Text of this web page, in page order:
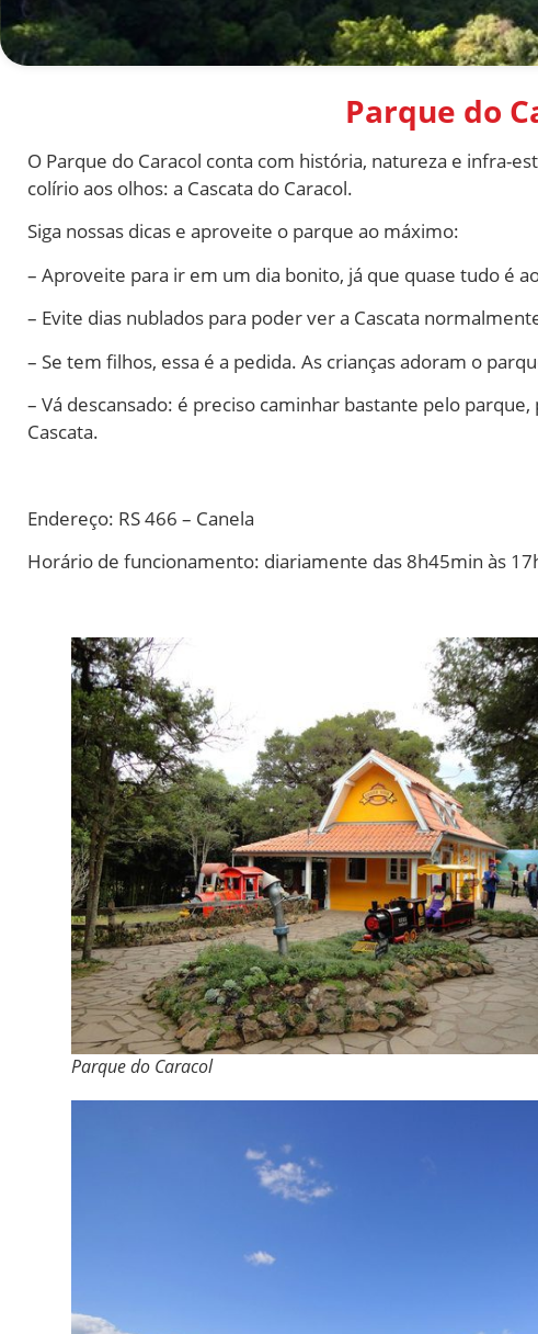
Parque do
O Parque do Caracol conta com história, natureza e infra-
colírio aos olhos: a Cascata do Caracol.
Siga nossas dicas e aproveite o parque ao máximo:
– Aproveite para ir em um dia bonito, já que quase tudo é
– Evite dias nublados para poder ver a Cascata
– Se tem filhos, essa é a pedida. As crianças adoram o
– Vá descansado: é preciso caminhar bastante pelo
Cascata.
Endereço: RS 466 – Canela
Horário de funcionamento: diariamente das 8h45min às
Parque do Caracol